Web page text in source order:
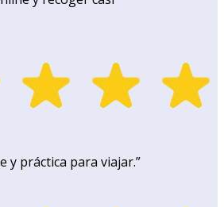
y práctica para viajar.”